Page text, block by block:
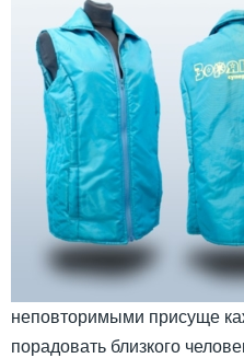
неповторимыми присуще
порадовать близкого